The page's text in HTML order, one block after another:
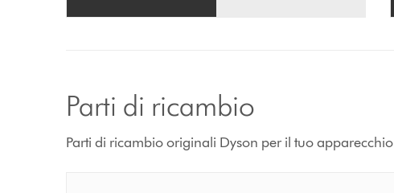
Parti di ricambio
Parti di ricambio originali Dyson per il tuo apparecchio